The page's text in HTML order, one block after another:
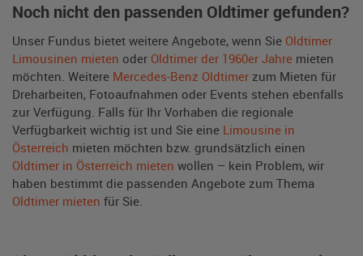
Noch nicht den passenden Oldtimer gefunden?
Unser Fundus bietet weitere Angebote, wenn Sie Oldtimer
Limousinen mieten oder Oldtimer der 1960er Jahre mieten
möchten. Weitere Mercedes-Benz Oldtimer zum Mieten für
Dreharbeiten, Fotoaufnahmen oder Events stehen ebenfalls
zur Verfügung. Falls für Ihr Vorhaben die regionale
Verfügbarkeit wichtig ist und Sie eine Limousine in
Österreich mieten möchten bzw. grundsätzlich einen
Oldtimer in Österreich mieten wollen – kein Problem, wir
haben bestimmt die passenden Angebote zum Thema
Oldtimer mieten für Sie.